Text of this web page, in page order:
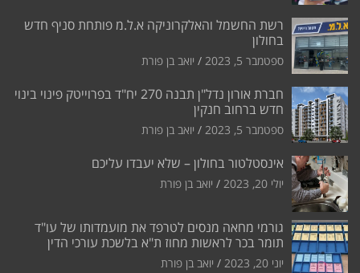
רשת החשמל והאלקרוניקה א.ל.מ פותחת סניף חדש
בחולון
ספטמבר 5, 2023 יואב בן פורת
חברת אורון נדל"ן תבנה 270 יח"ד בפרוייטק פינוי בינוי
חדש ברחוב חנקין
ספטמבר 5, 2023 יואב בן פורת
אינסטלטור בחולון – שלא יעבדו עליכם
יולי 20, 2023 יואב בן פורת
גורמי מחאה מנסים לטרפד את מועמדותו של עו"ד
תומר בכר לראשות מחוז ת"א בלשכת עורכי הדין
יוני 20, 2023 יואב בן פורת